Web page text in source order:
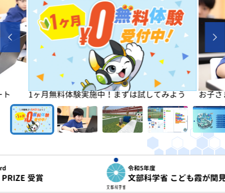
う お子さまの「楽しい」を学びの原動力に！ 初め
文部科学省 こども霞が関見学デー 参画